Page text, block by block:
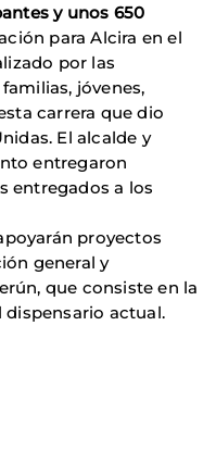
y unos 650
para Alcira en el
por las
jóvenes,
carrera que dio
El alcalde y
entregaron
entregados a los
proyectos
general y
que consiste en la
actual.